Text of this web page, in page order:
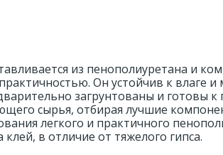
из пенополиуретана и
Он устойчив к влаге
загрунтованы и готовы
сырья, отбирая лучшие
легкого и практичного
клей, в отличие от тяжелого гипса.